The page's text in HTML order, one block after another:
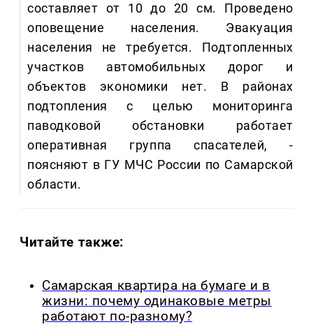
составляет от 10 до 20 см. Проведено
оповещение населения. Эвакуация
населения не требуется. Подтопленных
участков автомобильных дорог и
объектов экономики нет. В районах
подтопления с целью мониторинга
паводковой обстановки работает
оперативная группа спасателей, -
поясняют в ГУ МЧС России по Самарской
области.
Читайте также:
Самарская квартира на бумаге и в
жизни: почему одинаковые метры
работают по-разному?